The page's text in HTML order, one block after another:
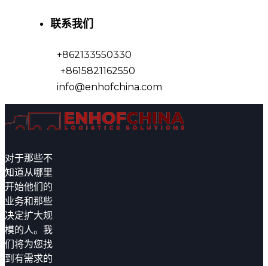
联系我们
+862133550330
+8615821162550
info@enhofchina.com
对于那些不
知道从哪里
开始他们的
业务和那些
决定扩大规
模的人。我
们将为您找
到有需求的